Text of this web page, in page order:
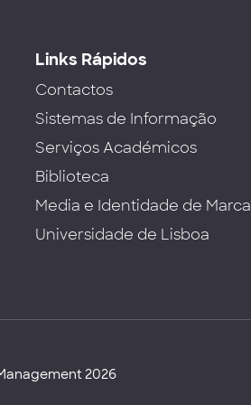
Links Rápidos
Contactos
Sistemas de Informação
Serviços Académicos
Biblioteca
Media e Identidade de Marca
Universidade de Lisboa
2026